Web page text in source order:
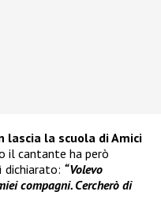
lascia la scuola di Amici
il cantante ha però
dichiarato: “Volevo
compagni. Cercherò di